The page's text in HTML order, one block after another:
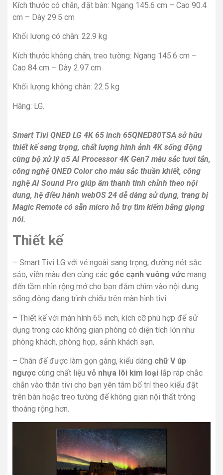
Kích thước có chân, đặt bàn: Ngang 145.6 cm – Cao 90.4
cm – Dày 29.5 cm
Khối lượng có chân: 22.9 kg
Kích thước không chân, treo tường: Ngang 145.6 cm –
Cao 84 cm – Dày 2.97 cm
Khối lượng không chân: 22.5 kg
Hãng: LG.
Smart Tivi QNED LG 4K 65 inch 65QNED80TSA sở hữu
thiết kế sang trọng, chất lượng hình ảnh 4K sống động
cùng bộ xử lý α5 AI Processor 4K Gen7 màu sắc tươi tắn,
công nghệ QNED Color cho màu sắc thuần khiết, công
nghệ AI Sound Pro giúp âm thanh tinh chỉnh theo nội
dung, hệ điều hành webOS 24 dễ dàng sử dụng, trang bị
Magic Remote có sẵn micro hỗ trợ tìm kiếm bằng giọng
nói.
Thiết kế
– Smart Tivi LG với vẻ ngoài sang trọng, đường nét sắc
sảo, viền màu đen cùng các góc cạnh vuông vức mang
đến tầm nhìn rộng mở cho bạn đắm chìm vào nội dung
sống động đang trình chiếu trên màn hình tivi.
– Thiết kế với màn hình 65 inch, kích cỡ phù hợp để sử
dụng trong các không gian phòng có diện tích lớn như
phòng khách, phòng họp, sảnh khách sạn.
– Chân đế được làm gọn gàng, kiểu dáng chữ V úp
ngược cùng chất liệu vỏ nhựa lõi kim loại lắp ráp chắc
chắn vào thân tivi cho bạn yên tâm bố trí theo kiểu đặt
trên bàn hoặc treo tường để không gian nội thất trông
thoáng rộng hơn.